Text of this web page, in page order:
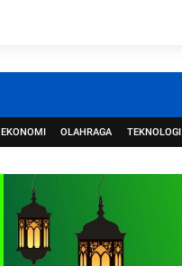
EKONOMI OLAHRAGA TEKNOLOGI